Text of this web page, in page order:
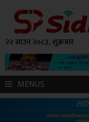
२२ साउन २०८३, शुक्रबार
MENUS